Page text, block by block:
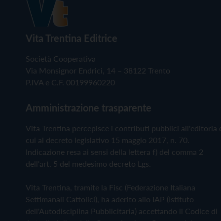
Vita Trentina Editrice
Società Cooperativa
Via Monsignor Endrici, 14 – 38122 Trento
P.IVA e C.F. 00199960220
Amministrazione trasparente
Vita Trentina percepisce i contributi pubblici all'editoria
cui al decreto legislativo 15 maggio 2017, n. 70.
Indicazione resa ai sensi della lettera f) del comma 2
dell'art. 5 del medesimo decreto Lgs.
Vita Trentina, tramite la Fisc (Federazione Italiana
Settimanali Cattolici), ha aderito allo IAP (Istituto
dell'Autodisciplina Pubblicitaria) accettando il Codice di